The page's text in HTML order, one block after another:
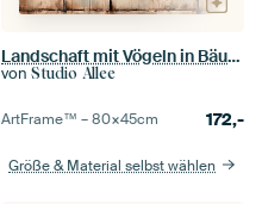
Landschaft mit Vögeln in Bäumen
von Studio Allee
ArtFrame™ –80×45cm 172,-
Größe & Material selbst wählen